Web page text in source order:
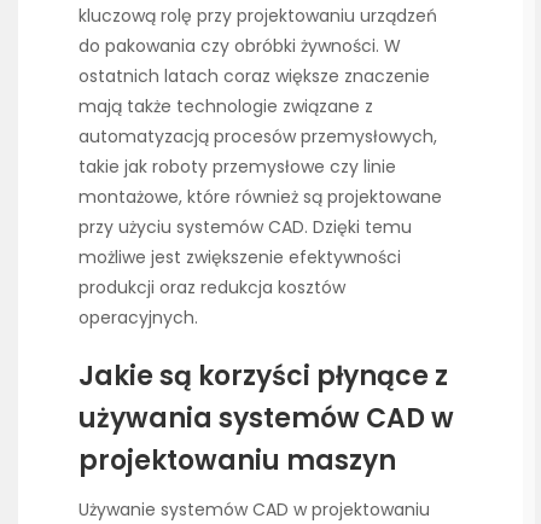
kluczową rolę przy projektowaniu urządzeń
do pakowania czy obróbki żywności. W
ostatnich latach coraz większe znaczenie
mają także technologie związane z
automatyzacją procesów przemysłowych,
takie jak roboty przemysłowe czy linie
montażowe, które również są projektowane
przy użyciu systemów CAD. Dzięki temu
możliwe jest zwiększenie efektywności
produkcji oraz redukcja kosztów
operacyjnych.
Jakie są korzyści płynące z
używania systemów CAD w
projektowaniu maszyn
Używanie systemów CAD w projektowaniu